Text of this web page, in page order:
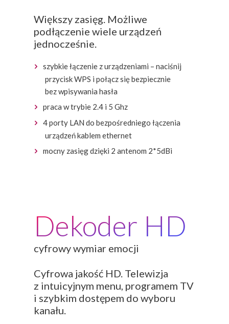
Większy zasięg. Możliwe
podłączenie wiele urządzeń
jednocześnie.
szybkie łączenie z urządzeniami – naciśnij
przycisk WPS i połącz się bezpiecznie
bez wpisywania hasła
praca w trybie 2.4 i 5 Ghz
4 porty LAN do bezpośredniego łączenia
urządzeń kablem ethernet
mocny zasięg dzięki 2 antenom 2*5dBi
Dekoder HD
cyfrowy wymiar emocji
Cyfrowa jakość HD. Telewizja
z intuicyjnym menu, programem TV
i szybkim dostępem do wyboru
kanału.